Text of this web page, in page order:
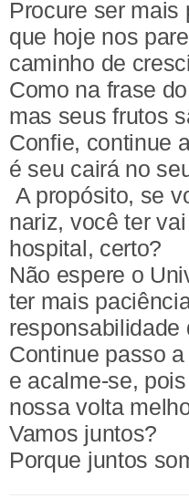
Procure ser
que hoje nos
caminho de
Como na frase
mas seus frutos
Confie, continue
é seu cairá no
A propósito, se
nariz, você ter
hospital, certo?
Não espere o
ter mais
Continue passo
e acalme-se,
nossa volta
Vamos juntos?
Porque juntos